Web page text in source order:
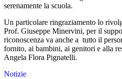
serenamente la scuola.
Un particolare ringraziamento lo
Prof. Giuseppe Minervini, per il
riconoscenza va anche a tutto il
fornito, ai bambini, ai genitori e alla
Angela Flora Pignatelli.
Notizie